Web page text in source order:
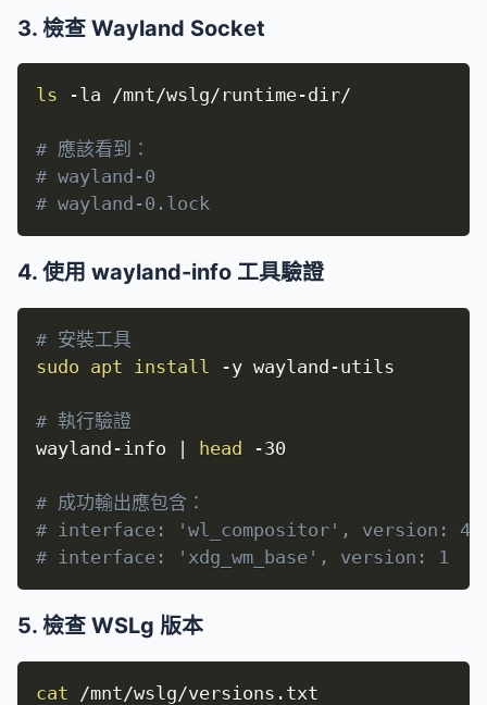
3. 檢查 Wayland Socket
ls -la /mnt/wslg/runtime-dir/
# 應該看到：
# wayland-0
# wayland-0.lock
4. 使用 wayland-info 工具驗證
# 安裝工具
sudo apt install -y wayland-utils
# 執行驗證
wayland-info
head -30
# 成功輸出應包含：
# interface: 'wl_compositor', version: 4
# interface: 'xdg_wm_base', version: 1
5. 檢查 WSLg 版本
cat /mnt/wslg/versions.txt